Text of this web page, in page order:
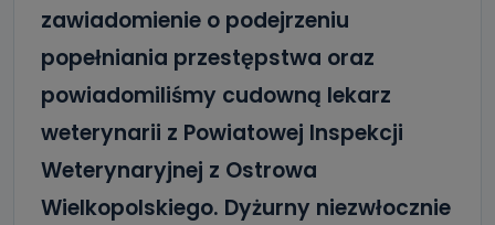
zawiadomienie o podejrzeniu
popełniania przestępstwa oraz
powiadomiliśmy cudowną lekarz
weterynarii z Powiatowej Inspekcji
Weterynaryjnej z Ostrowa
Wielkopolskiego. Dyżurny niezwłocznie